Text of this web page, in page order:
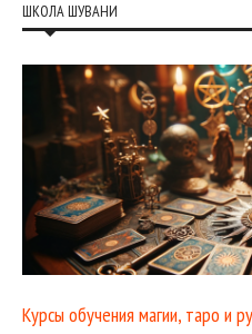
ШКОЛА ШУВАНИ
Курсы обучения магии, таро и